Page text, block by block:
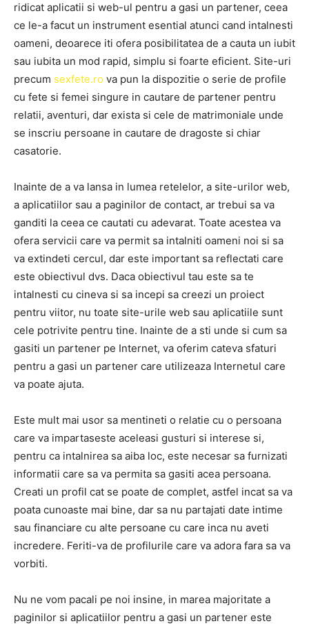
ridicat aplicatii si web-ul pentru a gasi un partener, ceea
ce le-a facut un instrument esential atunci cand intalnesti
oameni, deoarece iti ofera posibilitatea de a cauta un iubit
sau iubita un mod rapid, simplu si foarte eficient. Site-uri
precum sexfete.ro va pun la dispozitie o serie de profile
cu fete si femei singure in cautare de partener pentru
relatii, aventuri, dar exista si cele de matrimoniale unde
se inscriu persoane in cautare de dragoste si chiar
casatorie.
Inainte de a va lansa in lumea retelelor, a site-urilor web,
a aplicatiilor sau a paginilor de contact, ar trebui sa va
ganditi la ceea ce cautati cu adevarat. Toate acestea va
ofera servicii care va permit sa intalniti oameni noi si sa
va extindeti cercul, dar este important sa reflectati care
este obiectivul dvs. Daca obiectivul tau este sa te
intalnesti cu cineva si sa incepi sa creezi un proiect
pentru viitor, nu toate site-urile web sau aplicatiile sunt
cele potrivite pentru tine. Inainte de a sti unde si cum sa
gasiti un partener pe Internet, va oferim cateva sfaturi
pentru a gasi un partener care utilizeaza Internetul care
va poate ajuta.
Este mult mai usor sa mentineti o relatie cu o persoana
care va impartaseste aceleasi gusturi si interese si,
pentru ca intalnirea sa aiba loc, este necesar sa furnizati
informatii care sa va permita sa gasiti acea persoana.
Creati un profil cat se poate de complet, astfel incat sa va
poata cunoaste mai bine, dar sa nu partajati date intime
sau financiare cu alte persoane cu care inca nu aveti
incredere. Feriti-va de profilurile care va adora fara sa va
vorbiti.
Nu ne vom pacali pe noi insine, in marea majoritate a
paginilor si aplicatiilor pentru a gasi un partener este